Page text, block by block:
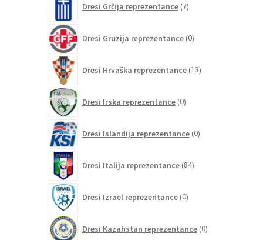
Dresi Grčija reprezentance 7izdelkov
Dresi Gruzija reprezentance 0izdelkov
Dresi Hrvaška reprezentance 13izdelkov
Dresi Irska reprezentance 0izdelkov
Dresi Islandija reprezentance 0izdelkov
Dresi Italija reprezentance 84izdelkov
Dresi Izrael reprezentance 0izdelkov
Dresi Kazahstan reprezentance 0izdelkov